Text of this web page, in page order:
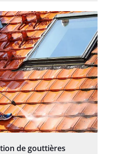
de gouttières